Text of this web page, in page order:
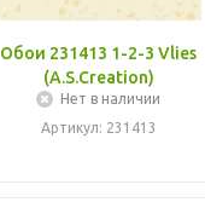
Обои 231413 1-2-3 Vlies
(A.S.Creation)
Нет в наличии
Артикул: 231413